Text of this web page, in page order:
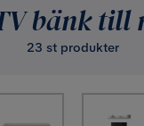
bänk
23 st produkter